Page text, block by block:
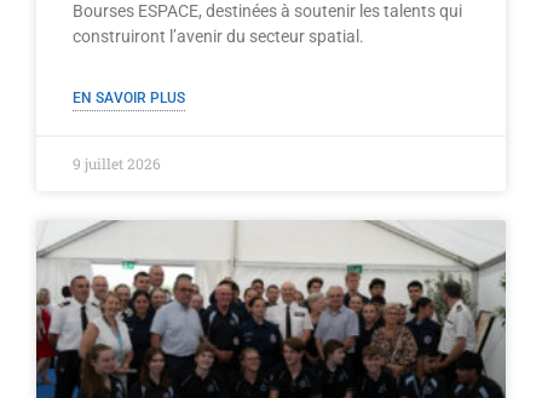
Bourses ESPACE, destinées à soutenir les talents qui
construiront l’avenir du secteur spatial.
EN SAVOIR PLUS
9 juillet 2026